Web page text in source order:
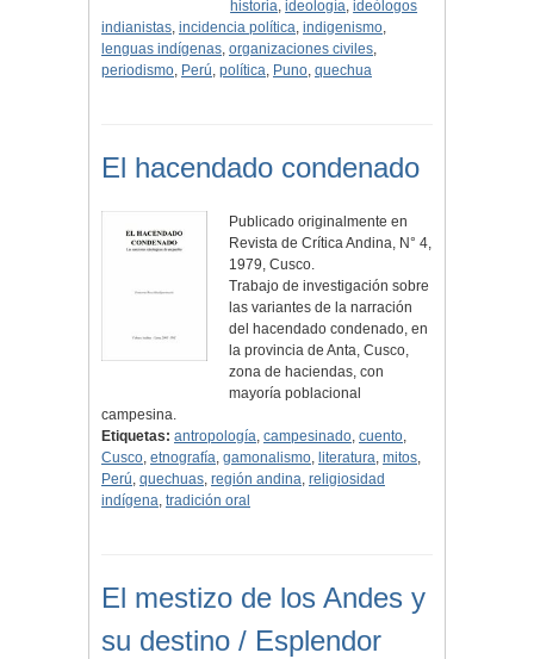
historia,ideología,ideólogos
indianistas, incidencia política, indigenismo,
lenguas indígenas, organizaciones civiles,
periodismo, Perú, política, Puno, quechua
El hacendado condenado
Publicado originalmente en
Revista de Crítica Andina, N° 4,
1979, Cusco.
Trabajo de investigación sobre
las variantes de la narración
del hacendado condenado, en
la provincia de Anta, Cusco,
zona de haciendas, con
mayoría poblacional
campesina.
Etiquetas: antropología, campesinado, cuento,
Cusco, etnografía, gamonalismo, literatura, mitos,
Perú, quechuas, región andina, religiosidad
indígena, tradición oral
El mestizo de los Andes y
su destino / Esplendor